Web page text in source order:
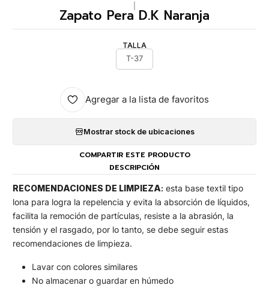
Zapato Pera D.K Naranja
TALLA
T-37
Agregar a la lista de favoritos
Mostrar stock de ubicaciones
COMPARTIR ESTE PRODUCTO
DESCRIPCIÓN
RECOMENDACIONES DE LIMPIEZA: esta base textil tipo
lona para logra la repelencia y evita la absorción de líquidos,
facilita la remoción de partículas, resiste a la abrasión, la
tensión y el rasgado, por lo tanto, se debe seguir estas
recomendaciones de limpieza.
Lavar con colores similares
No almacenar o guardar en húmedo